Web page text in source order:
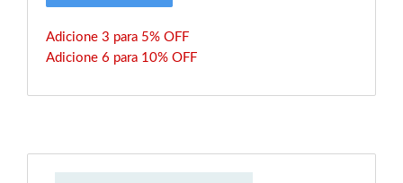
Adicione 3 para 5% OFF
Adicione 6 para 10% OFF